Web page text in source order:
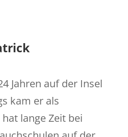
Jahren auf der Insel
kam er als
lange Zeit bei